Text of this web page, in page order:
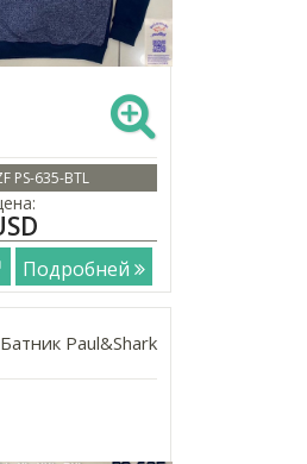
PS-635-BTL
Подробней
Paul&Shark